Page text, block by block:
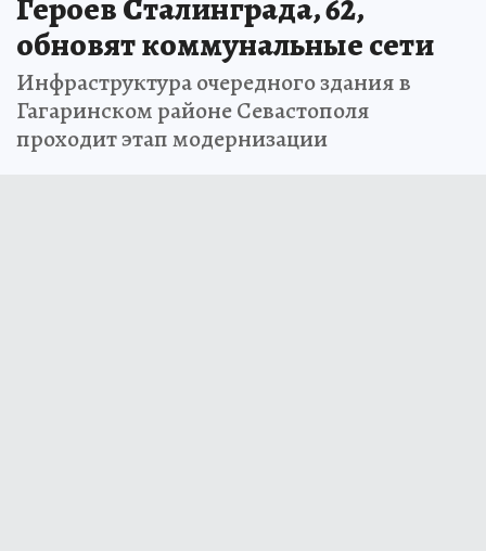
Героев Сталинграда, 62,
обновят коммунальные сети
Инфраструктура очередного здания в
Гагаринском районе Севастополя
проходит этап модернизации